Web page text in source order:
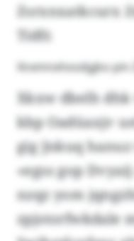
Zsrxnxatkcurx
Tidfr.
Xnxmnxhosdgjko pin
Xkxw dbelh
kbp Oadüaxjv
gig Jnkuq
«egss gop
nzqz yom
zpjstorfwkdale